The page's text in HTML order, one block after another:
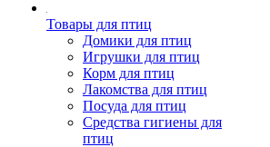
Товары для птиц
Домики для птиц
Игрушки для птиц
Корм для птиц
Лакомства для птиц
Посуда для птиц
Средства гигиены для
птиц